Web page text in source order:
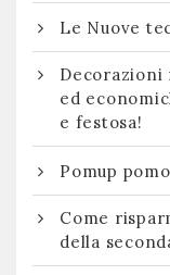
Le Nuove
Decorazioni
ed
e festosa!
Pomup
Come
della